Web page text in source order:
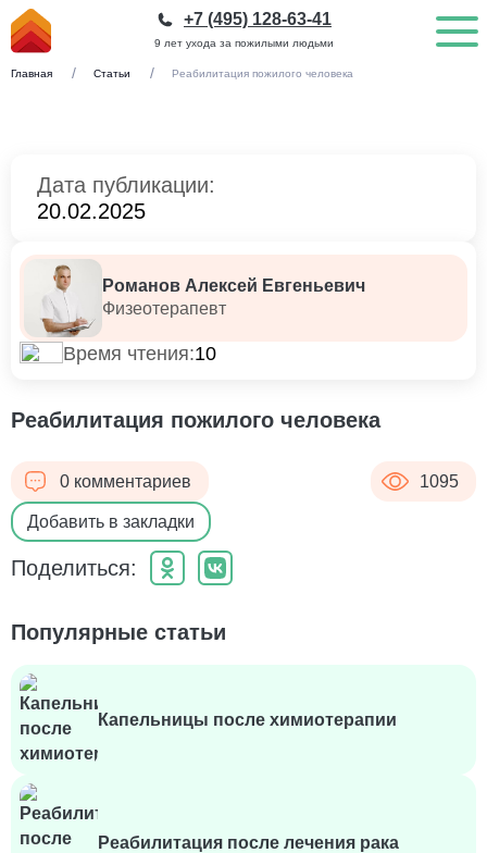
9 лет ухода за пожилыми людьми
+7 (495) 128-63-41
Главная Статьи Реабилитация пожилого человека
Дата публикации:
20.02.2025
Романов Алексей Евгеньевич
Физеотерапевт
Время чтения:10
Реабилитация пожилого человека
0 комментариев
Добавить в закладки
Поделиться:
1095
Популярные статьи
Капельницы после химиотерапии
Реабилитация после лечения рака